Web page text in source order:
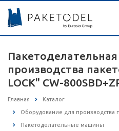
производства
LOCK" CW-
Главная Каталог
Оборудование для производства
Пакетоделательные машины